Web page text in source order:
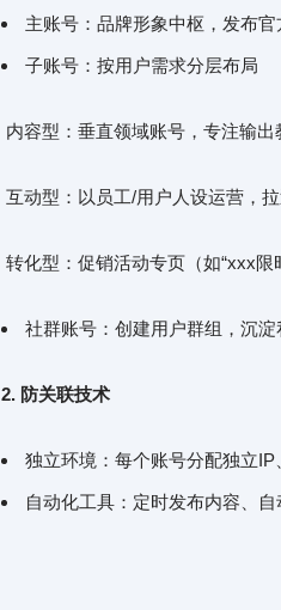
主账号：品牌形象中枢，发布官
子账号：按用户需求分层布局
内容型：垂直领域账号，专注输
互动型：以员工/用户人设运营，
转化型：促销活动专页（如“xxx
社群账号：创建用户群组，沉淀
2. 防关联技术
独立环境：每个账号分配独立
自动化工具：定时发布内容、自